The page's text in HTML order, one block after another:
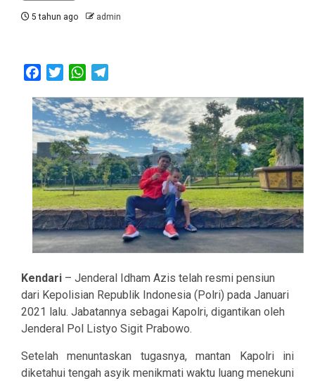
5 tahun ago admin
FacebookTwitterWhatsApp
Kendari – Jenderal Idham Azis telah resmi pensiun
dari Kepolisian Republik Indonesia (Polri) pada Januari
2021 lalu. Jabatannya sebagai Kapolri, digantikan oleh
Jenderal Pol Listyo Sigit Prabowo.
Setelah menuntaskan tugasnya, mantan Kapolri ini
diketahui tengah asyik menikmati waktu luang menekuni